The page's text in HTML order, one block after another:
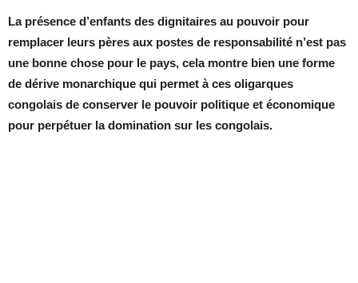
La présence d’enfants des dignitaires au pouvoir pour
remplacer leurs pères aux postes de responsabilité n’est pas
une bonne chose pour le pays, cela montre bien une forme
de dérive monarchique qui permet à ces oligarques
congolais de conserver le pouvoir politique et économique
pour perpétuer la domination sur les congolais.